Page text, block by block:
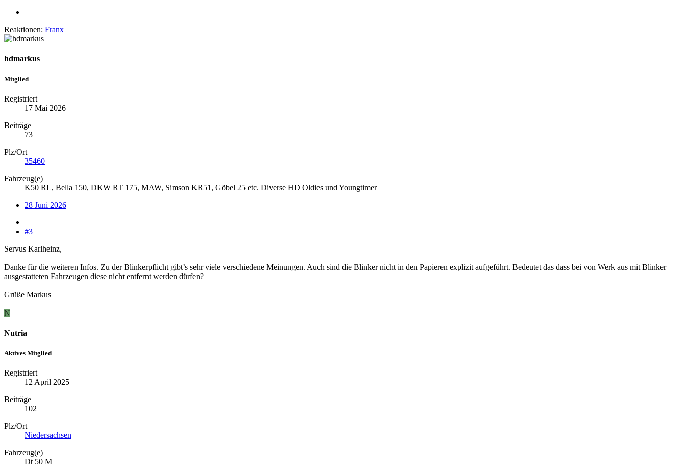
Reaktionen: Franx
hdmarkus
Mitglied
Registriert
17 Mai 2026
Beiträge
73
Plz/Ort
35460
Fahrzeug(e)
K50 RL, Bella 150, DKW RT 175, MAW, Simson KR51, Göbel 25 etc. Diverse HD Oldies und Youngtimer
28 Juni 2026
#3
Servus Karlheinz,
Danke für die weiteren Infos. Zu der Blinkerpflicht gibt’s sehr viele verschiedene Meinungen. Auch sind die Blinker nicht in den Papieren explizit aufgeführt. Bedeutet das dass bei von Werk aus mit Blinker
ausgestatteten Fahrzeugen diese nicht entfernt werden dürfen?
Grüße Markus
N
Nutria
Aktives Mitglied
Registriert
12 April 2025
Beiträge
102
Plz/Ort
Niedersachsen
Fahrzeug(e)
Dt 50 M